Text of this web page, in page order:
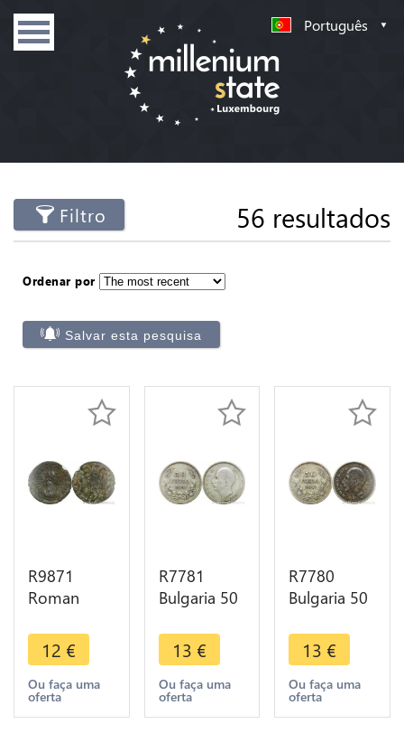
Português
Filtro 56 resultados
Ordenar por
Salvar esta pesquisa
R9871
Roman
Antoninien
Aurelian
273 274
Serdica ->
12 €
Ou faça uma
oferta
R7781
Bulgaria 50
III 1930 BP
Silver ->
Make offer
13 €
Ou faça uma
oferta
R7780
Bulgaria 50
III 1930 BP
Silver ->
Make offer
13 €
Ou faça uma
oferta